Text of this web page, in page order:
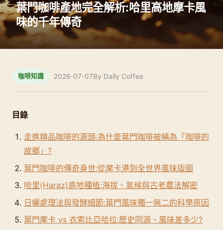
葉門咖啡產地完全解析:哈里高地摩卡風
味的千年傳奇
咖啡知識 2026-07-07By Daily Coffee
目錄
走進精品咖啡的源頭:為什麼葉門咖啡被稱為「咖啡的
故鄉」?
葉門咖啡的傳奇身世:從摩卡港到全世界風味版圖
哈里(Haraz)高地種植:海拔、氣候與古老農法解密
日曬處理法與發酵細節:葉門風味獨一無二的科學原因
葉門摩卡 vs 衣索比亞哈拉:歷史同源、風味差多少?